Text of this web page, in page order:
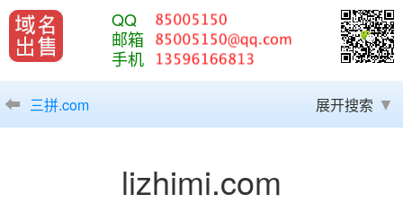
QQ
邮箱
手机
三拼.com 展开搜索
lizhimi.com